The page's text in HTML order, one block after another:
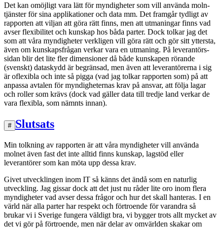
Det kan omöjligt vara lätt för myndigheter som vill använda moln-
tjänster för sina applikationer och data mm. Det framgår tydligt av
rapporten att viljan att göra rätt finns, men att utmaningar finns vad
avser flexibilitet och kunskap hos båda parter. Dock tolkar jag det
som att våra myndigheter verkligen vill göra rätt och gör sitt yttersta,
även om kunskapsfrågan verkar vara en utmaning. På leverantörs-
sidan blir det lite fler dimensioner då både kunskapen rörande
(svenskt) dataskydd är begränsad, men även att leverantörerna i sig
är oflexibla och inte så pigga (vad jag tolkar rapporten som) på att
anpassa avtalen för myndigheternas krav på ansvar, att följa lagar
och roller som krävs (dock vad gäller data till tredje land verkar de
vara flexibla, som nämnts innan).
# Slutsats
Min tolkning av rapporten är att våra myndigheter vill använda
molnet även fast det inte alltid finns kunskap, lagstöd eller
leverantörer som kan möta upp dessa krav.
Givet utvecklingen inom IT så känns det ändå som en naturlig
utveckling. Jag gissar dock att det just nu råder lite oro inom flera
myndigheter vad avser dessa frågor och hur det skall hanteras. I en
värld när alla parter har respekt och förtroende för varandra så
brukar vi i Sverige fungera väldigt bra, vi bygger trots allt mycket av
det vi gör på förtroende, men när delar av omvärlden skakar om